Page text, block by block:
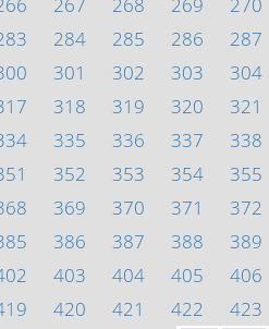
284 285 286 287
301 302 303 304
318 319 320 321
335 336 337 338
352 353 354 355
369 370 371 372
386 387 388 389
403 404 405 406
420 421 422 423